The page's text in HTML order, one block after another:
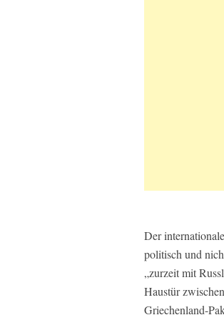
Der
politisch und
„zurzeit mit
Haustür
Griechenland-